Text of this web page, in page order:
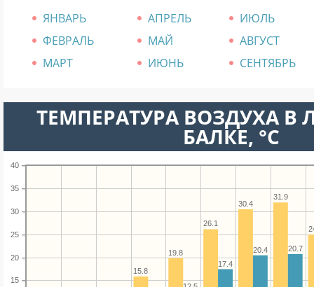
ЯНВАРЬ АПРЕЛЬ
ИЮЛЬ
ФЕВРАЛЬ
МАЙ
АВГУСТ
МАРТ
ИЮНЬ СЕНТЯБРЬ
ТЕМПЕРАТУРА ВОЗДУХА В
БАЛКЕ, °C
15
20
25
30
35
40
31.9
30.4
26.1
19.8
15.8
20.7
20.4
17.4